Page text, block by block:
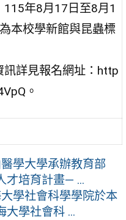
115年8月17日至8月1
本校學新館與昆蟲標
訊詳見報名網址：http
。
學大學承辦教育部
才培育計畫— ...
學社會科學學院於本
大學社會科 ...